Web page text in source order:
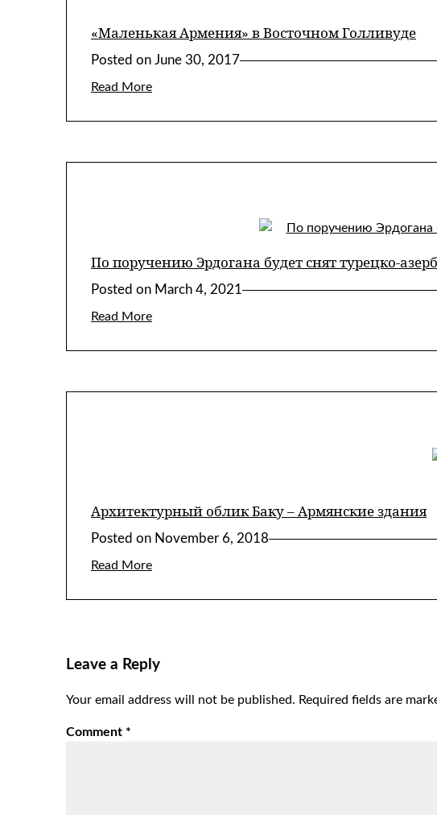
«Маленькая Армения» в Восточном Голливуде
Posted on June 30, 2017
Read More
По поручению Эрдогана будет снят турецко-
Posted on March 4, 2021
Read More
Архитектурный облик Баку – Армянские здания
Posted on November 6, 2018
Read More
Leave a Reply
Your email address will not be published. Required fields are
Comment *